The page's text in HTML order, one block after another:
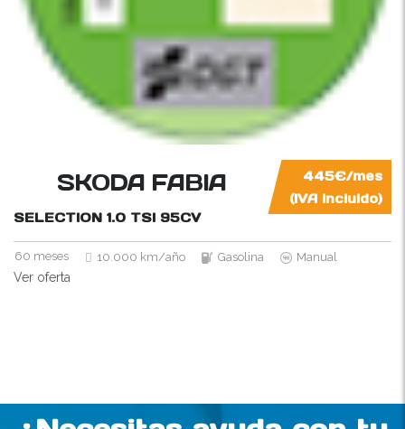
445€/mes
(IVA incluido)
SKODA FABIA
SELECTION 1.0 TSI 95CV
60 meses 10.000 km/año Gasolina Manual
Ver oferta